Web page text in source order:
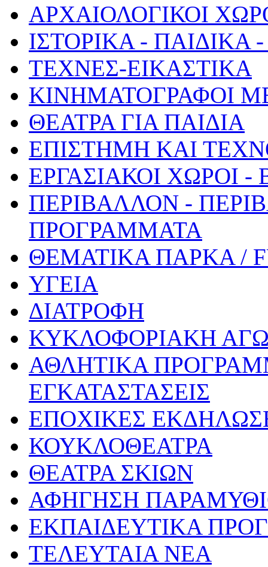
ΑΡΧΑΙΟΛΟΓΙΚΟΙ
ΙΣΤΟΡΙΚΑ -
ΤΕΧΝΕΣ-ΕΙΚΑΣΤΙΚΑ
ΚΙΝΗΜΑΤΟΓΡΑΦΟΙ
ΘΕΑΤΡΑ ΓΙΑ ΠΑΙΔΙΑ
ΕΠΙΣΤΗΜΗ ΚΑΙ
ΕΡΓΑΣΙΑΚΟΙ ΧΩΡΟΙ
ΠΕΡΙΒΑΛΛΟΝ -
ΠΡΟΓΡΑΜΜΑΤΑ
ΘΕΜΑΤΙΚΑ ΠΑΡΚΑ /
ΥΓΕΙΑ
ΔΙΑΤΡΟΦΗ
ΚΥΚΛΟΦΟΡΙΑΚΗ
ΑΘΛΗΤΙΚΑ
ΕΓΚΑΤΑΣΤΑΣΕΙΣ
ΕΠΟΧΙΚΕΣ
ΚΟΥΚΛΟΘΕΑΤΡΑ
ΘΕΑΤΡΑ ΣΚΙΩΝ
ΑΦΗΓΗΣΗ
ΕΚΠΑΙΔΕΥΤΙΚΑ
ΤΕΛΕΥΤΑΙΑ ΝΕΑ